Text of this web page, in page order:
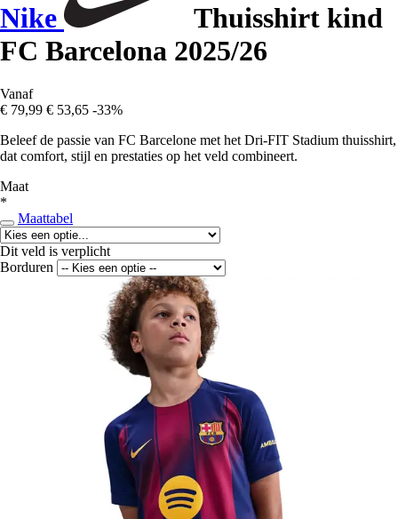
Nike
Thuisshirt kind
FC Barcelona 2025/26
Vanaf
€ 79,99 € 53,65 -33%
Beleef de passie van FC Barcelone met het Dri-FIT Stadium thuisshirt,
dat comfort, stijl en prestaties op het veld combineert.
Maat
*
Maattabel
Dit veld is verplicht
Borduren